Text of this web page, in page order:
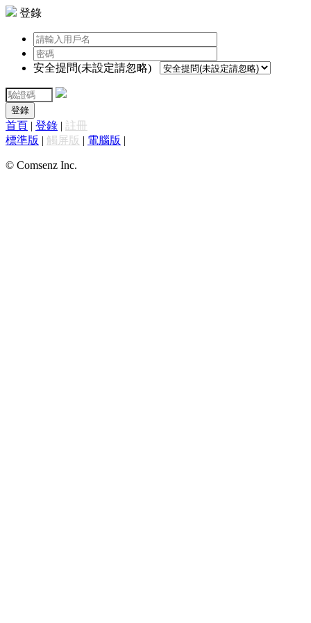
登錄
安全提問(未設定請忽略)
登錄
首頁 | 登錄 | 註冊
標準版 | 觸屏版 | 電腦版 |
© Comsenz Inc.